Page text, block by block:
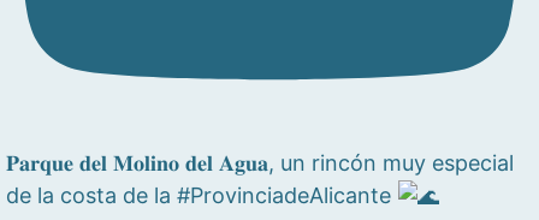
𝐏𝐚𝐫𝐪𝐮𝐞 𝐝𝐞𝐥 𝐌𝐨𝐥𝐢𝐧𝐨 𝐝𝐞𝐥 𝐀𝐠𝐮𝐚, un rincón muy especial
de la costa de la #ProvinciadeAlicante